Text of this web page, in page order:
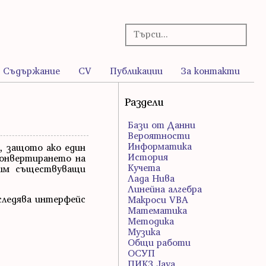
Съдържание CV Публикации За контакти
защото ако един
на
съществуващи
интерфейс
Раздели
Бази от Данни
Вероятности
Информатика
История
Кучета
Лада Нива
Линейна алгебра
Макроси VBA
Математика
Методика
Музика
Общи работи
ОСУП